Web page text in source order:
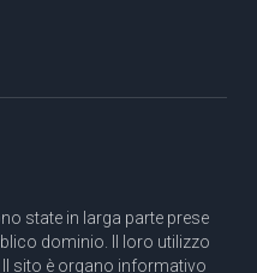
state in larga parte prese
dominio. Il loro utilizzo
sito è organo informativo